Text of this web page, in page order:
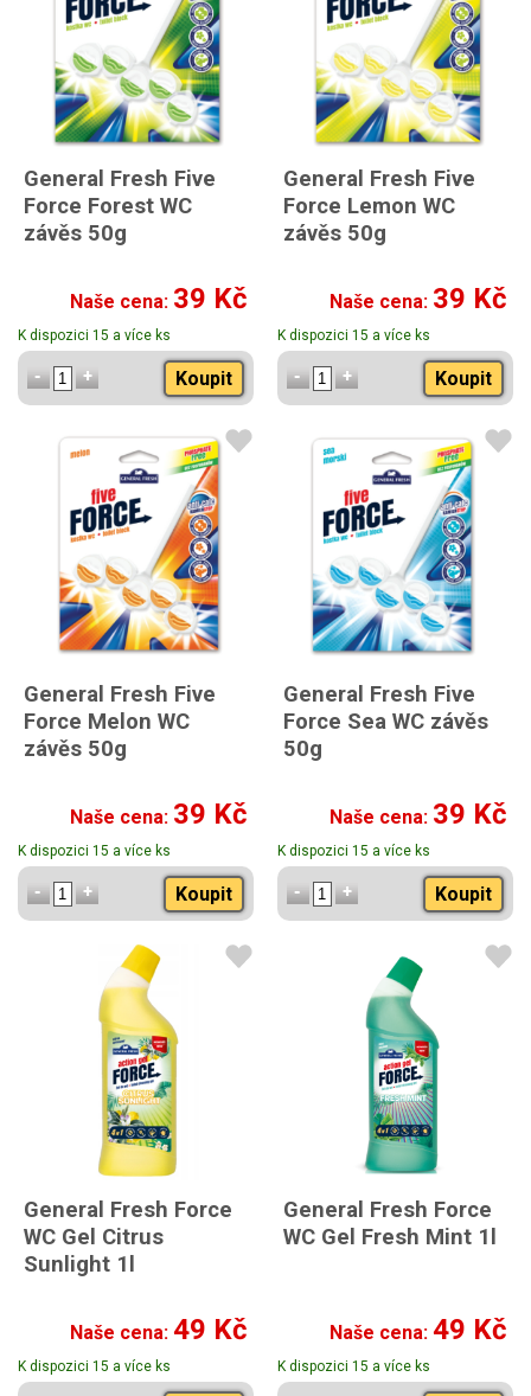
General Fresh Five
Force Forest WC
závěs 50g
Naše cena: 39 Kč
K dispozici 15 a více ks
Koupit
General Fresh Five
Force Lemon WC
závěs 50g
Naše cena: 39 Kč
K dispozici 15 a více ks
Koupit
General Fresh Five
Force Melon WC
závěs 50g
Naše cena: 39 Kč
K dispozici 15 a více ks
Koupit
General Fresh Five
Force Sea WC závěs
50g
Naše cena: 39 Kč
K dispozici 15 a více ks
Koupit
General Fresh Force
WC Gel Citrus
Sunlight 1l
Naše cena: 49 Kč
K dispozici 15 a více ks
General Fresh Force
WC Gel Fresh Mint 1l
Naše cena: 49 Kč
K dispozici 15 a více ks